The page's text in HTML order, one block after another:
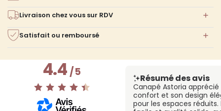
Livraison chez vous sur RDV
Satisfait ou remboursé
4.4/5 Résumé des avis
Canapé Astoria
confort et son design
pour les espaces